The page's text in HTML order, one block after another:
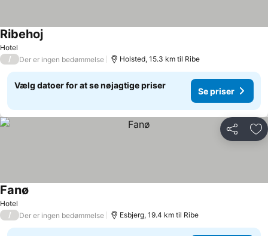
Hotel
Ribehoj
/ Der er ingen bedømmelse Holsted, 15.3 km til Ribe
Vælg datoer for at se nøjagtige priser
Se priser
Del
Hotel
Fanø
/ Der er ingen bedømmelse Esbjerg, 19.4 km til Ribe